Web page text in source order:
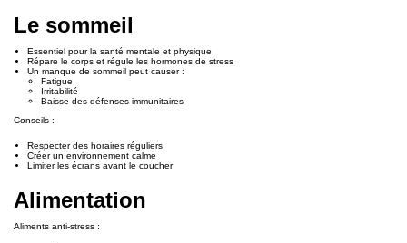
Le sommeil
Essentiel pour la santé mentale et physique
Répare le corps et régule les hormones de stress
Un manque de sommeil peut causer :
Fatigue
Irritabilité
Baisse des défenses immunitaires
Conseils :
Respecter des horaires réguliers
Créer un environnement calme
Limiter les écrans avant le coucher
Alimentation
Aliments anti-stress :